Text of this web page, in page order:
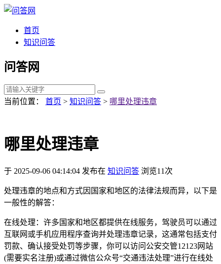
首页
知识问答
问答网
当前位置： 首页 > 知识问答 > 哪里处理违章
哪里处理违章
于 2025-09-06 04:14:04 发布在 知识问答 浏览11次
处理违章的地点和方式因国家和地区的法律法规而异，以下是
一般性的解答：
在线处理：许多国家和地区都提供在线服务，驾驶员可以通过
互联网或手机应用程序查询并处理违章记录，这通常包括支付
罚款、确认接受处罚等步骤，你可以访问公安交管12123网站
(需要实名注册)或通过微信公众号“交通违法处理”进行在线处